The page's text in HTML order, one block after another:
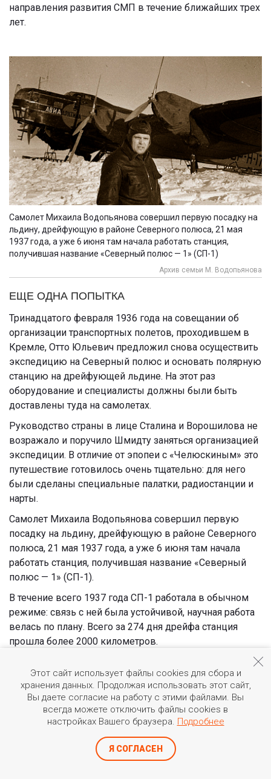
направления развития СМП в течение ближайших трех
лет.
Самолет Михаила Водопьянова совершил первую посадку на
льдину, дрейфующую в районе Северного полюса, 21 мая
1937 года, а уже 6 июня там начала работать станция,
получившая название «Северный полюс — 1» (СП-1)
Архив семьи М. Водопьянова
ЕЩЕ ОДНА ПОПЫТКА
Тринадцатого февраля 1936 года на совещании об
организации транспортных полетов, проходившем в
Кремле, Отто Юльевич предложил снова осуществить
экспедицию на Северный полюс и основать полярную
станцию на дрейфующей льдине. На этот раз
оборудование и специалисты должны были быть
доставлены туда на самолетах.
Руководство страны в лице Сталина и Ворошилова не
возражало и поручило Шмидту заняться организацией
экспедиции. В отличие от эпопеи с «Челюскиным» это
путешествие готовилось очень тщательно: для него
были сделаны специальные палатки, радиостанции и
нарты.
Самолет Михаила Водопьянова совершил первую
посадку на льдину, дрейфующую в районе Северного
полюса, 21 мая 1937 года, а уже 6 июня там начала
работать станция, получившая название «Северный
полюс — 1» (СП-1).
В течение всего 1937 года СП-1 работала в обычном
режиме: связь с ней была устойчивой, научная работа
велась по плану. Всего за 274 дня дрейфа станция
прошла более 2000 километров.
январе льдина начала уменьшаться, а утром 1 февраля
поднявшийся шторм и вовсе разорвал ее, в результате
чего экспедиция оказалась на треснувшем обломке
льда 300 на 200 метров, лишившись двух баз и
технического склада.
Было принято решение об эвакуации. Пока на помощь
Этот сайт использует файлы cookies для сбора и
хранения данных. Продолжая использовать этот сайт,
Вы даете согласие на работу с этими файлами. Вы
всегда можете отключить файлы cookies в
настройках Вашего браузера. Подробнее
Я СОГЛАСЕН